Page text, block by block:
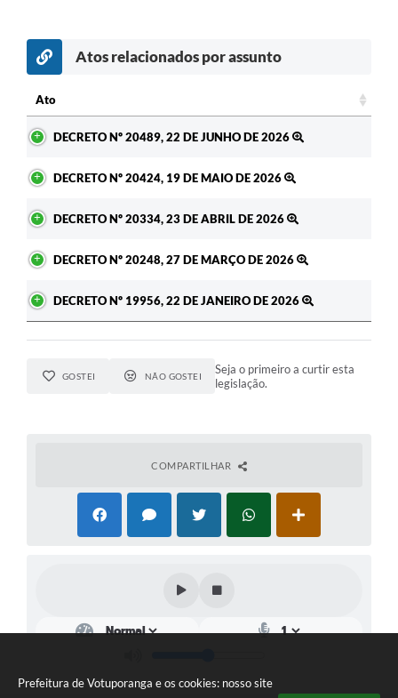
Prefeitura de Votuporanga e os cookies: nosso site
Atos relacionados por assunto
Ato
DECRETO Nº 20489, 22 DE JUNHO DE 2026
DECRETO Nº 20424, 19 DE MAIO DE 2026
DECRETO Nº 20334, 23 DE ABRIL DE 2026
DECRETO Nº 20248, 27 DE MARÇO DE 2026
DECRETO Nº 19956, 22 DE JANEIRO DE 2026
GOSTEI NÃO GOSTEI
Seja o primeiro a curtir esta
legislação.
COMPARTILHAR